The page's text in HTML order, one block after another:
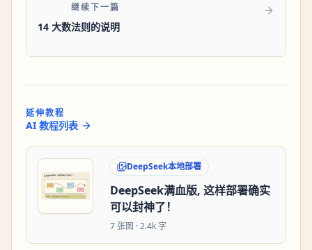
继续下一篇
14 大数法则的说明
延伸教程
AI 教程列表
DeepSeek本地部署
DeepSeek满血版, 这样部署确实
可以封神了！
7 张图 ·2.4k 字